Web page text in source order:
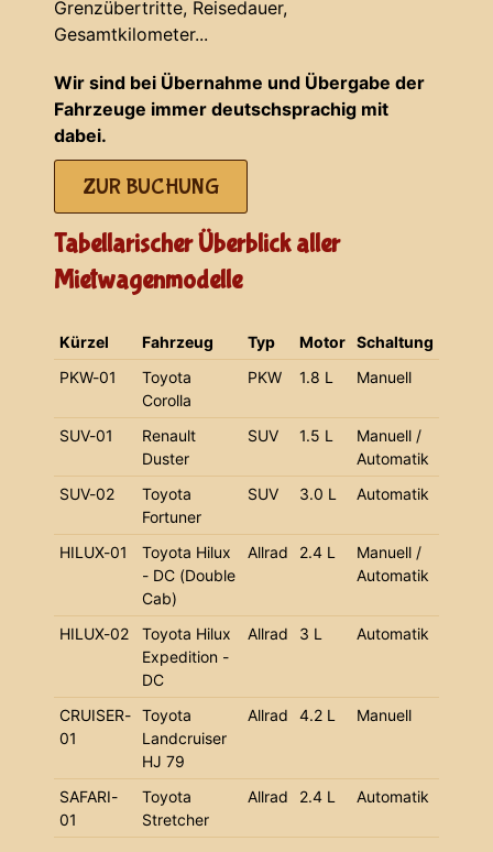
Grenzübertritte, Reisedauer,
Gesamtkilometer...
Wir sind bei Übernahme und Übergabe der
Fahrzeuge immer deutschsprachig mit
dabei.
ZUR BUCHUNG
Tabellarischer Überblick aller
Mietwagenmodelle
Kürzel Fahrzeug Typ Motor Schaltung
PKW-01
Toyota
Corolla
PKW 1.8 L Manuell
SUV-01
Renault
Duster
SUV 1.5 L
Manuell /
Automatik
SUV-02
Toyota
Fortuner
SUV 3.0 L Automatik
HILUX-01
Toyota Hilux
- DC (Double
Cab)
Allrad 2.4 L
Manuell /
Automatik
HILUX-02
Toyota Hilux
Expedition -
DC
Allrad 3 L Automatik
CRUISER-
01
Toyota
Landcruiser
HJ 79
Allrad 4.2 L Manuell
SAFARI-
01
Toyota
Stretcher
Allrad 2.4 L Automatik